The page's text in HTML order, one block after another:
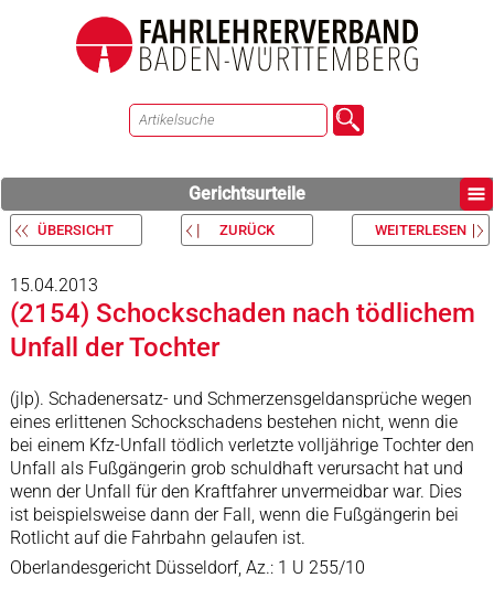
Gerichtsurteile
ÜBERSICHT ZURÜCK WEITERLESEN
15.04.2013
(2154) Schockschaden nach tödlichem
Unfall der Tochter
(jlp). Schadenersatz- und Schmerzensgeldansprüche wegen
eines erlittenen Schockschadens bestehen nicht, wenn die
bei einem Kfz-Unfall tödlich verletzte volljährige Tochter den
Unfall als Fußgängerin grob schuldhaft verursacht hat und
wenn der Unfall für den Kraftfahrer unvermeidbar war. Dies
ist beispielsweise dann der Fall, wenn die Fußgängerin bei
Rotlicht auf die Fahrbahn gelaufen ist.
Oberlandesgericht Düsseldorf, Az.: 1 U 255/10